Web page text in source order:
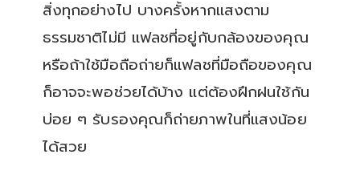
สิ่งทุกอย่างไป บางครั้งหากแสงตาม
ธรรมชาติไม่มี แฟลชที่อยู่กับกล้องของคุณ
หรือถ้าใช้มือถือถ่ายก็แฟลชที่มือถือของคุณ
ก็อาจจะพอช่วยได้บ้าง แต่ต้องฝึกฝนใช้กัน
บ่อย ๆ รับรองคุณก็ถ่ายภาพในที่แสงน้อย
ได้สวย